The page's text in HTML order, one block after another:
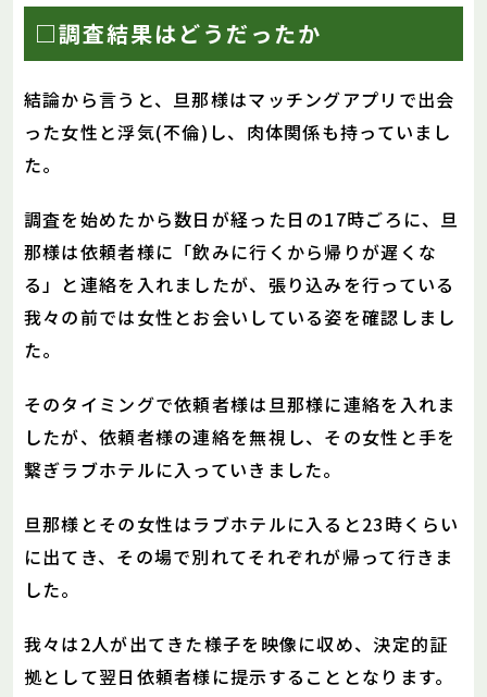
□調査結果はどうだったか
結論から言うと、旦那様はマッチングアプリで出会
った女性と浮気(不倫)し、肉体関係も持っていまし
た。
調査を始めたから数日が経った日の17時ごろに、旦
那様は依頼者様に「飲みに行くから帰りが遅くな
る」と連絡を入れましたが、張り込みを行っている
我々の前では女性とお会いしている姿を確認しまし
た。
そのタイミングで依頼者様は旦那様に連絡を入れま
したが、依頼者様の連絡を無視し、その女性と手を
繋ぎラブホテルに入っていきました。
旦那様とその女性はラブホテルに入ると23時くらい
に出てき、その場で別れてそれぞれが帰って行きま
した。
我々は2人が出てきた様子を映像に収め、決定的証
拠として翌日依頼者様に提示することとなります。